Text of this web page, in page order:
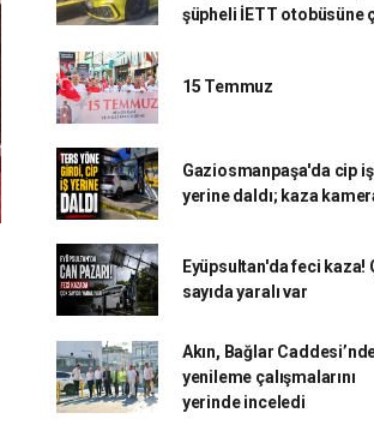
şüpheli İETT otobüsüne
15 Temmuz
Gaziosmanpaşa'da cip iş
yerine daldı; kaza
Eyüpsultan'da feci kaza!
sayıda yaralı var
Akın, Bağlar
yenileme çalışmalarını
yerinde inceledi